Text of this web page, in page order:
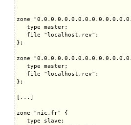
zone
   type master;
   file "localhost.rev";
};
zone
   type master;
   file "localhost.rev";
};
[...]
zone "nic.fr" {
   type slave;